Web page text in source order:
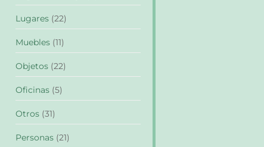
Lugares (22)
Muebles (11)
Objetos (22)
Oficinas (5)
Otros (31)
Personas (21)